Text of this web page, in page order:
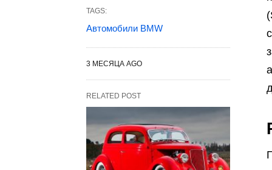
TAGS:
Автомобили BMW
3 МЕСЯЦА AGO
RELATED POST